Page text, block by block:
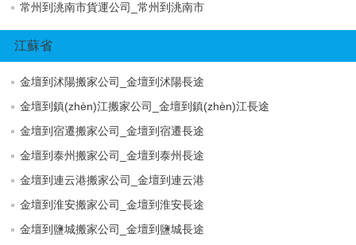
常州到洮南市貨運公司_常州到洮南市
江蘇省
金壇到沭陽搬家公司_金壇到沭陽長途
金壇到鎮(zhèn)江搬家公司_金壇到鎮(zhèn)江長途
金壇到宿遷搬家公司_金壇到宿遷長途
金壇到泰州搬家公司_金壇到泰州長途
金壇到連云港搬家公司_金壇到連云港
金壇到淮安搬家公司_金壇到淮安長途
金壇到鹽城搬家公司_金壇到鹽城長途